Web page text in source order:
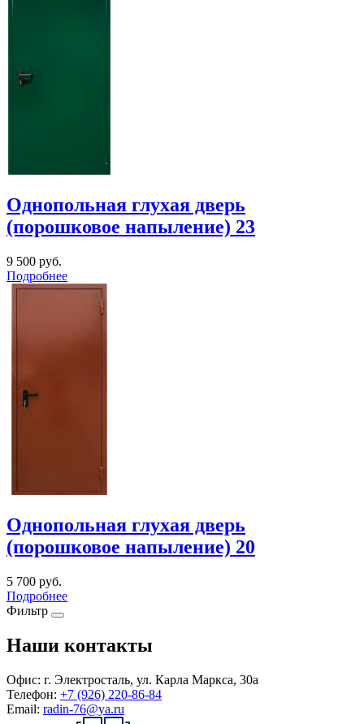
Однопольная глухая дверь
(порошковое напыление) 23
9 500 руб.
Подробнее
Однопольная глухая дверь
(порошковое напыление) 20
5 700 руб.
Подробнее
Фильтр
Наши контакты
Офис: г. Электросталь, ул. Карла Маркса, 30а
Телефон: +7 (926) 220-86-84
Email: radin-76@ya.ru